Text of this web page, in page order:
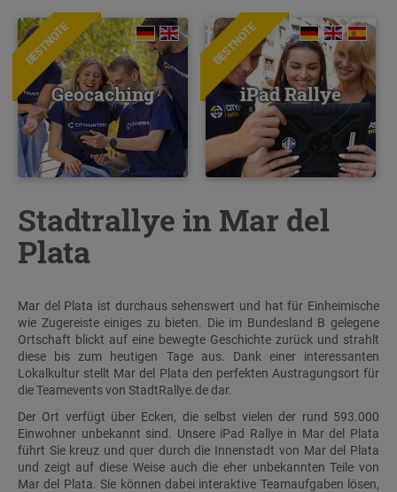
BESTNOTE
Geocaching
BESTNOTE
iPad Rallye
Stadtrallye in Mar del
Plata
Mar del Plata ist durchaus sehenswert und hat für Einheimische
wie Zugereiste einiges zu bieten. Die im Bundesland B gelegene
Ortschaft blickt auf eine bewegte Geschichte zurück und strahlt
diese bis zum heutigen Tage aus. Dank einer interessanten
Lokalkultur stellt Mar del Plata den perfekten Austragungsort für
die Teamevents von StadtRallye.de dar.
Der Ort verfügt über Ecken, die selbst vielen der rund 593.000
Einwohner unbekannt sind. Unsere iPad Rallye in Mar del Plata
führt Sie kreuz und quer durch die Innenstadt von Mar del Plata
und zeigt auf diese Weise auch die eher unbekannten Teile von
Mar del Plata. Sie können dabei interaktive Teamaufgaben lösen,